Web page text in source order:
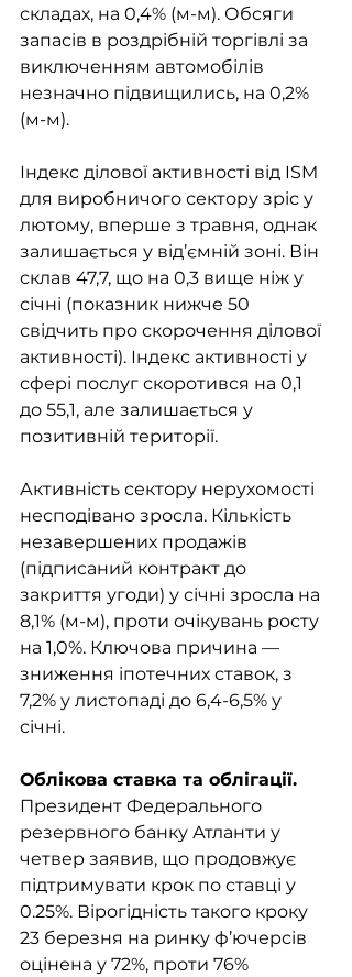
складах, на 0,4% (м-м). Обсяги
запасів в роздрібній торгівлі за
виключенням автомобілів
незначно підвищились, на 0,2%
(м-м).
Індекс ділової активності від ISM
для виробничого сектору зріс у
лютому, вперше з травня, однак
залишається у від’ємній зоні. Він
склав 47,7, що на 0,3 вище ніж у
січні (показник нижче 50
свідчить про скорочення ділової
активності). Індекс активності у
сфері послуг скоротився на 0,1
до 55,1, але залишається у
позитивній території.
Активність сектору нерухомості
несподівано зросла. Кількість
незавершених продажів
(підписаний контракт до
закриття угоди) у січні зросла на
8,1% (м-м), проти очікувань росту
на 1,0%. Ключова причина —
зниження іпотечних ставок, з
7,2% у листопаді до 6,4-6,5% у
січні.
Облікова ставка та облігації.
Президент Федерального
резервного банку Атланти у
четвер заявив, що продовжує
підтримувати крок по ставці у
0.25%. Вірогідність такого кроку
23 березня на ринку ф’ючерсів
оцінена у 72%, проти 76%